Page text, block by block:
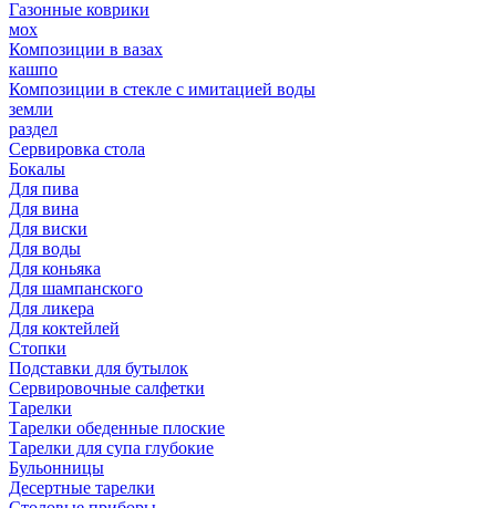
Газонные коврики
мох
Композиции в вазах
кашпо
Композиции в стекле с имитацией воды
земли
раздел
Сервировка стола
Бокалы
Для пива
Для вина
Для виски
Для воды
Для коньяка
Для шампанского
Для ликера
Для коктейлей
Стопки
Подставки для бутылок
Сервировочные салфетки
Тарелки
Тарелки обеденные плоские
Тарелки для супа глубокие
Бульонницы
Десертные тарелки